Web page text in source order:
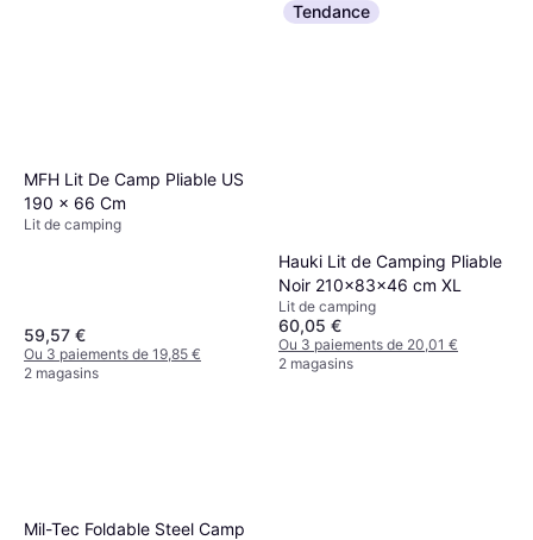
MFH Lit De Camp Pliable US
190 x 66 Cm
Lit de camping
59,57 €
Ou 3 paiements de 19,85 €
2 magasins
Tendance
Hauki Lit de Camping Pliable
Noir 210x83x46 cm XL
Lit de camping
60,05 €
Ou 3 paiements de 20,01 €
2 magasins
Mil-Tec Foldable Steel Camp